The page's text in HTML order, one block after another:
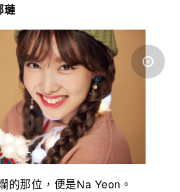
璉
的那位，便是Na Yeon。